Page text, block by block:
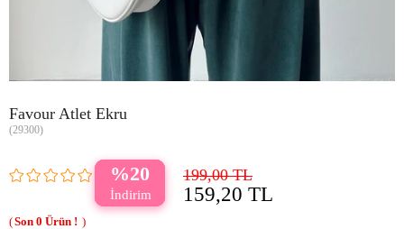
Favour Atlet Ekru
(29300)
20 199,00 TL
159,20 TL
0